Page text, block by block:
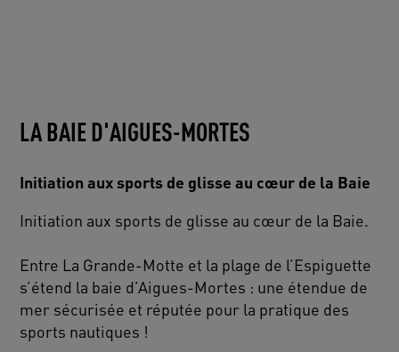
LA BAIE D'AIGUES-MORTES
Initiation aux sports de glisse au cœur de la Baie
Initiation aux sports de glisse au cœur de la Baie.
Entre La Grande-Motte et la plage de l’Espiguette
s’étend la baie d’Aigues-Mortes : une étendue de
mer sécurisée et réputée pour la pratique des
sports nautiques !